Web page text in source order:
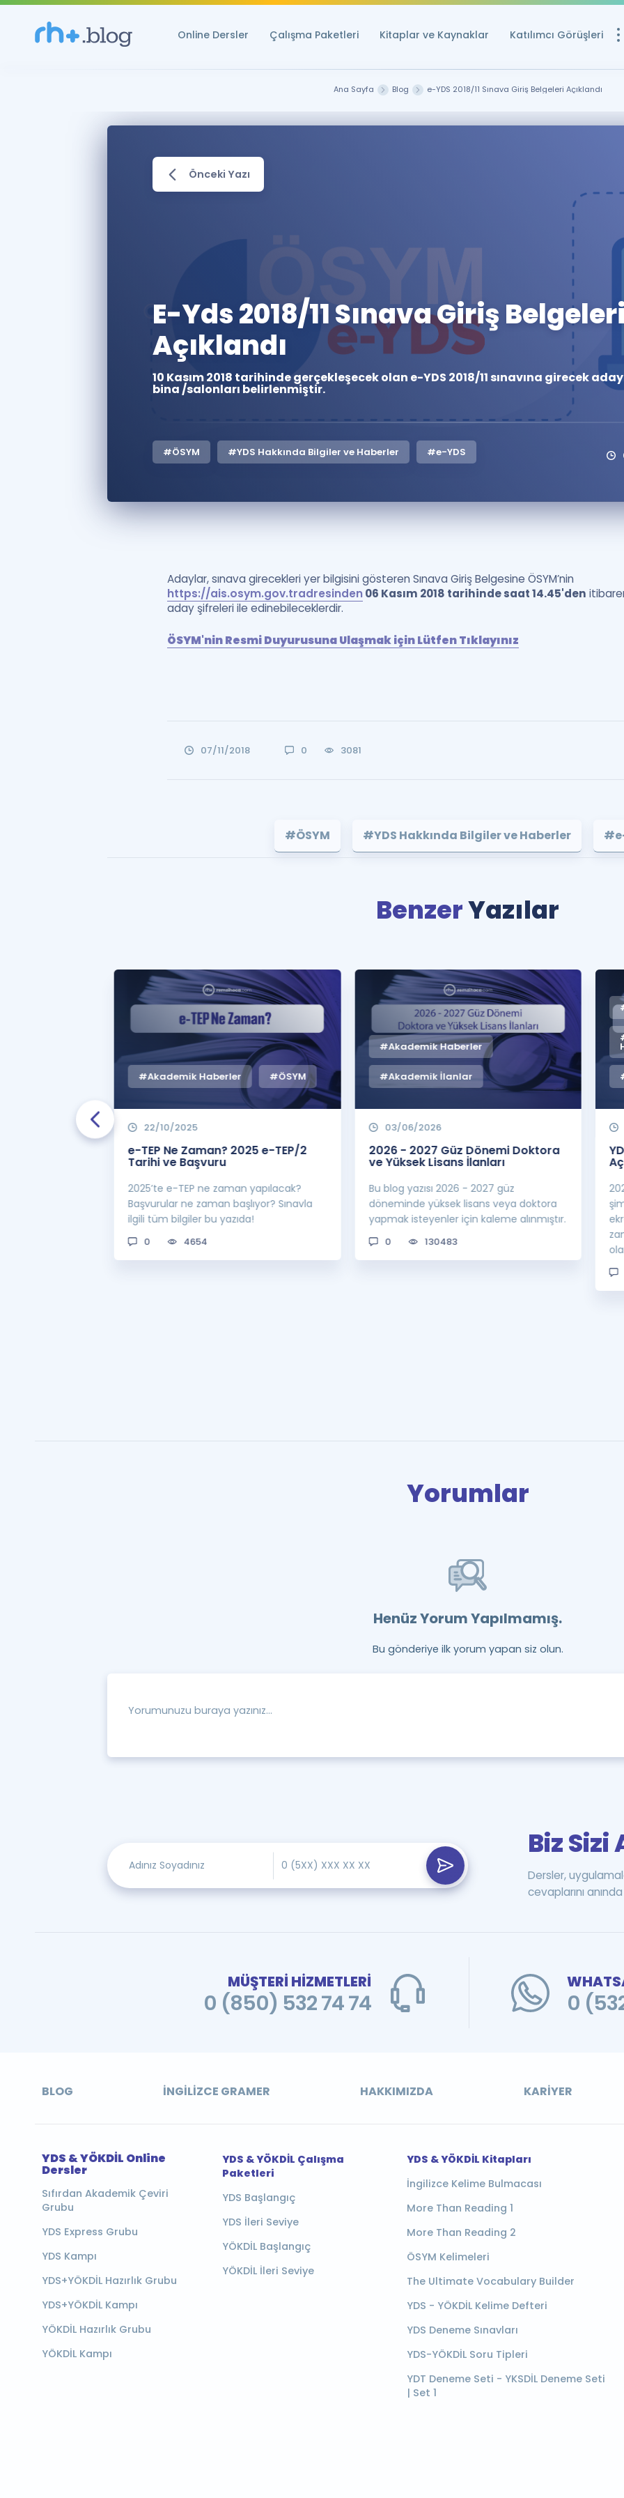
Online Dersler Çalışma Paketleri Kitaplar ve Kaynaklar Katılımcı Görüşleri
Ücretsiz
Puan
YDS ve YÖKDİL
Rehberlik Aracı
YDS ve
ÖSYM Sınav
Tüm ÖSYM
Kampanyalar
Eğitim ve
Blog
YDS - YÖKDİL
İngilizce
Ana Sayfa Blog e-YDS 2018/11 Sınava Giriş Belgeleri Açıklandı
Önceki Yazı
E-Yds 2018/11 Sınava Giriş
Açıklandı
10 Kasım 2018 tarihinde gerçekleşecek olan e-YDS 2018/11 sınavına girecek
bina /salonları belirlenmiştir.
#ÖSYM #YDS Hakkında Bilgiler ve Haberler #e-YDS
Adaylar, sınava girecekleri yer bilgisini gösteren Sınava Giriş Belgesine ÖSYM’nin
https://ais.osym.gov.tradresinden06 Kasım 2018 tarihinde saat 14.45'den
aday şifreleri ile edinebileceklerdir.
ÖSYM'nin Resmi Duyurusuna Ulaşmak için Lütfen Tıklayınız
07/11/2018 0 3081
#ÖSYM #YDS Hakkında Bilgiler ve Haberler
BenzerYazılar
#Akademik Haberler #ÖSYM
22/10/2025
e-TEP Ne Zaman? 2025 e-TEP/2
Tarihi ve Başvuru
2025’te e-TEP ne zaman yapılacak?
Başvurular ne zaman başlıyor? Sınavla
ilgili tüm bilgiler bu yazıda!
0 4654
#Akademik Haberler
#Akademik İlanlar
03/06/2026
2026 - 2027 Güz Dönemi Doktora
ve Yüksek Lisans İlanları
Bu blog yazısı 2026 - 2027 güz
döneminde yüksek lisans veya doktora
yapmak isteyenler için kaleme alınmıştır.
0 130483
Yorumlar
Henüz Yorum Yapılmamış.
Bu gönderiye ilk yorum yapan siz olun.
Biz Sizi
Dersler,
cevaplarını anında
MÜŞTERİ HİZMETLERİ
0 (850) 532 74 74 0
BLOG İNGILIZCE GRAMER HAKKIMIZDA KARIYER
YDS & YÖKDİL Online
Dersler
Sıfırdan Akademik Çeviri
Grubu
YDS Express Grubu
YDS Kampı
YDS+YÖKDİL Hazırlık Grubu
YDS+YÖKDİL Kampı
YÖKDİL Hazırlık Grubu
YÖKDİL Kampı
YDS & YÖKDİL Çalışma
Paketleri
YDS Başlangıç
YDS İleri Seviye
YÖKDİL Başlangıç
YÖKDİL İleri Seviye
YDS & YÖKDİL Kitapları
İngilizce Kelime Bulmacası
More Than Reading 1
More Than Reading 2
ÖSYM Kelimeleri
The Ultimate Vocabulary Builder
YDS - YÖKDİL Kelime Defteri
YDS Deneme Sınavları
YDS-YÖKDİL Soru Tipleri
YDT Deneme Seti - YKSDİL Deneme Seti
| Set 1